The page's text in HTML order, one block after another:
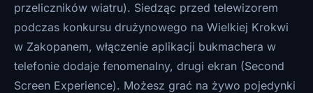
przeliczników wiatru). Siedząc przed telewizorem
podczas konkursu drużynowego na Wielkiej Krokwi
w Zakopanem, włączenie aplikacji bukmachera w
telefonie dodaje fenomenalny, drugi ekran (Second
Screen Experience). Możesz grać na żywo pojedynki